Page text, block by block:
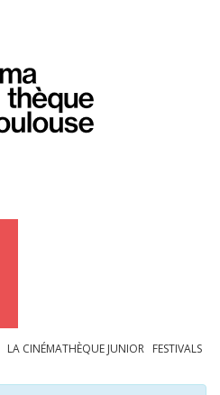
LA CINÉMATHÈQUE JUNIOR FESTIVALS